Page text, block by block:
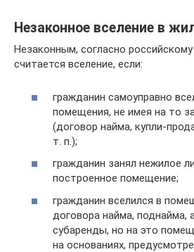
Незаконное вселение в
Незаконным, согласно
считается вселение, если:
гражданин самоуправно
помещения, не имея на то
(договор найма, купли-
т. п.);
гражданин занял нежилое
построенное помещение;
гражданин вселился в
договора найма, поднайма,
субаренды, но на это
на основаниях,